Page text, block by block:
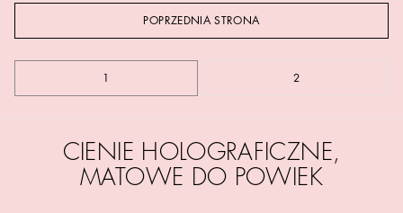
POPRZEDNIA STRONA
1 2
CIENIE HOLOGRAFICZNE,
MATOWE DO POWIEK